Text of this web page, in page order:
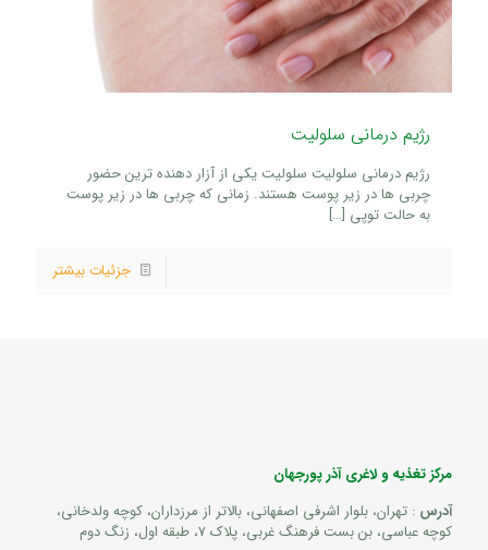
رژیم درمانی سلولیت
رژیم درمانی سلولیت سلولیت یکی از آزار دهنده ترین حضور
چربی ها در زیر پوست هستند. زمانی که چربی ها در زیر پوست
به حالت توپی […]
جزئیات بیشتر
مرکز تغذیه و لاغری آذر پورجهان
آدرس : تهران، بلوار اشرفی اصفهانی، بالاتر از مرزداران، کوچه ولدخانی،
کوچه عباسی، بن بست فرهنگ غربی، پلاک 7، طبقه اول، زنگ دوم